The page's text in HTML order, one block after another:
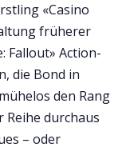
«Casino
früherer
Fallout» Action-
die Bond in
den Rang
durchaus
– oder